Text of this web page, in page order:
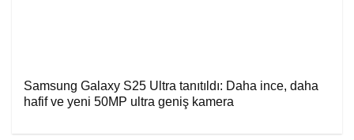
Samsung Galaxy S25 Ultra tanıtıldı: Daha ince, daha
hafif ve yeni 50MP ultra geniş kamera